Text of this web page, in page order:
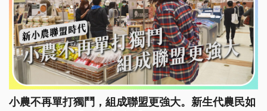
小農不再單打獨鬥，組成聯盟更強大。新生代農民如